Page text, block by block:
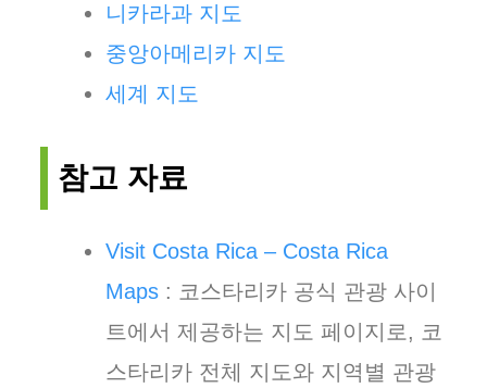
니카라과 지도
중앙아메리카 지도
세계 지도
참고 자료
Visit Costa Rica – Costa Rica
Maps : 코스타리카 공식 관광 사이
트에서 제공하는 지도 페이지로, 코
스타리카 전체 지도와 지역별 관광